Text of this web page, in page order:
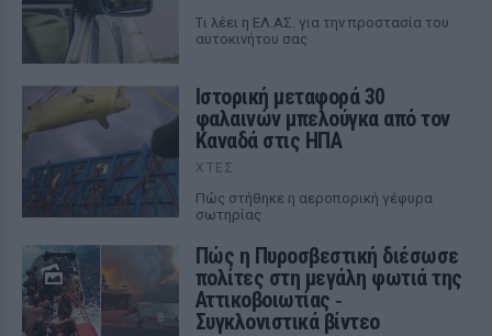
Tι λέει η ΕΛ.ΑΣ. για την προστασία του
αυτοκινήτου σας
Ιστορική μεταφορά 30
φαλαινών μπελούγκα από τον
Καναδά στις ΗΠΑ
ΧΤΕΣ
Πώς στήθηκε η αεροπορική γέφυρα
σωτηρίας
Πώς η Πυροσβεστική διέσωσε
πολίτες στη μεγάλη φωτιά της
Αττικοβοιωτίας ‑
Συγκλονιστικά βίντεο